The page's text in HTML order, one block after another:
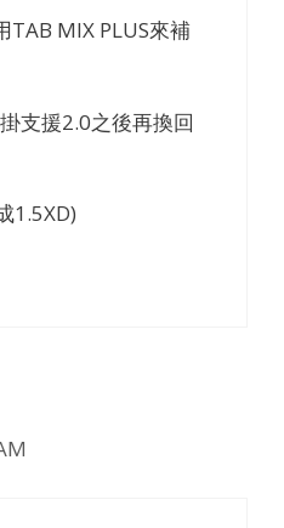
TAB MIX PLUS來補
支援2.0之後再換回
1.5XD)